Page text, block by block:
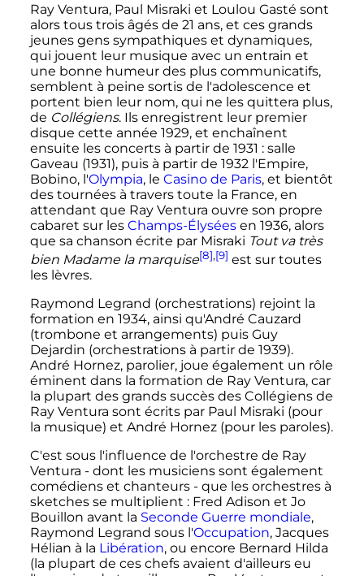
Ray Ventura, Paul Misraki et Loulou Gasté sont
alors tous trois âgés de 21 ans, et ces grands
jeunes gens sympathiques et dynamiques,
qui jouent leur musique avec un entrain et
une bonne humeur des plus communicatifs,
semblent à peine sortis de l'adolescence et
portent bien leur nom, qui ne les quittera plus,
de Collégiens. Ils enregistrent leur premier
disque cette année 1929, et enchaînent
ensuite les concerts à partir de 1931 : salle
Gaveau (1931), puis à partir de 1932 l'Empire,
Bobino, l'Olympia, le Casino de Paris, et bientôt
des tournées à travers toute la France, en
attendant que Ray Ventura ouvre son propre
cabaret sur les Champs-Élyséesen 1936, alors
que sa chanson écrite par Misraki Tout va très
bien Madame la marquise[8],[9] est sur toutes
les lèvres.
Raymond Legrand (orchestrations) rejoint la
formation en 1934, ainsi qu'André Cauzard
(trombone et arrangements) puis Guy
Dejardin (orchestrations à partir de 1939).
André Hornez, parolier, joue également un rôle
éminent dans la formation de Ray Ventura, car
la plupart des grands succès des Collégiens de
Ray Ventura sont écrits par Paul Misraki (pour
la musique) et André Hornez (pour les paroles).
C'est sous l'influence de l'orchestre de Ray
Ventura - dont les musiciens sont également
comédiens et chanteurs - que les orchestres à
sketches se multiplient : Fred Adison et Jo
Bouillon avant la Seconde Guerre mondiale,
Raymond Legrand sous l'Occupation, Jacques
Hélian à la Libération, ou encore Bernard Hilda
(la plupart de ces chefs avaient d'ailleurs eu